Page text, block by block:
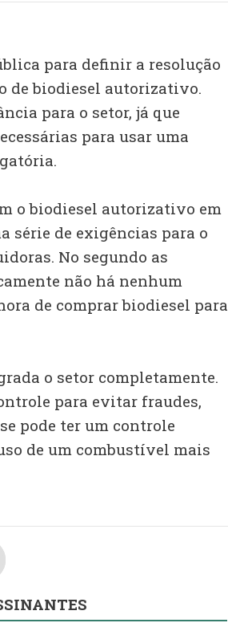
para definir a resolução
de biodiesel autorizativo.
para o setor, já que
para usar uma
o biodiesel autorizativo em
série de exigências para o
No segundo as
não há nenhum
de comprar biodiesel para
o setor completamente.
para evitar fraudes,
pode ter um controle
de um combustível mais